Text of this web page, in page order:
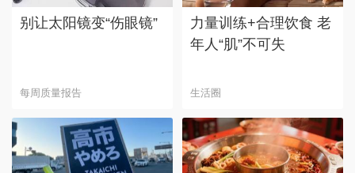
别让太阳镜变“伤眼镜”
每周质量报告
力量训练+合理饮食 老
年人“肌”不可失
生活圈